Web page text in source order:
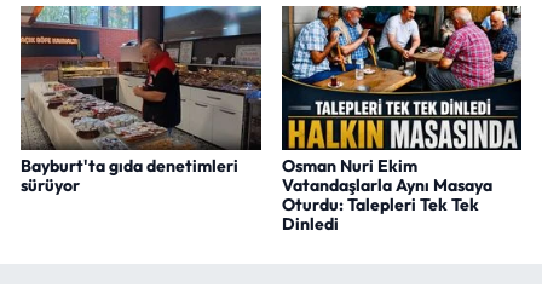
Bayburt'ta gıda denetimleri
sürüyor
Osman Nuri Ekim
Vatandaşlarla Aynı Masaya
Oturdu: Talepleri Tek Tek
Dinledi